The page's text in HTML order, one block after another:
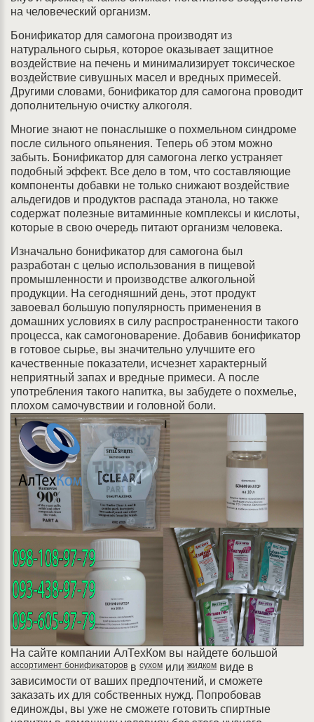
на человеческий организм.
Бонификатор для самогона производят из
натурального сырья, которое оказывает защитное
воздействие на печень и минимализирует токсическое
воздействие сивушных масел и вредных примесей.
Другими словами, бонификатор для самогона проводит
дополнительную очистку алкоголя.
Многие знают не понаслышке о похмельном синдроме
после сильного опьянения. Теперь об этом можно
забыть. Бонификатор для самогона легко устраняет
подобный эффект. Все дело в том, что составляющие
компоненты добавки не только снижают воздействие
альдегидов и продуктов распада этанола, но также
содержат полезные витаминные комплексы и кислоты,
которые в свою очередь питают организм человека.
Изначально бонификатор для самогона был
разработан с целью использования в пищевой
промышленности и производстве алкогольной
продукции. На сегодняшний день, этот продукт
завоевал большую популярность применения в
домашних условиях в силу распространенности такого
процесса, как самогоноварение. Добавив бонификатор
в готовое сырье, вы значительно улучшите его
качественные показатели, исчезнет характерный
неприятный запах и вредные примеси. А после
употребления такого напитка, вы забудете о похмелье,
плохом самочувствии и головной боли.
На сайте компании АлТехКом вы найдете большой
ассортимент бонификаторов в сухом или жидком виде в
зависимости от ваших предпочтений, и сможете
заказать их для собственных нужд. Попробовав
единожды, вы уже не сможете готовить спиртные